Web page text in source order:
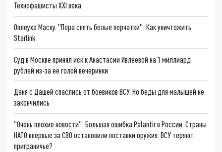
Технофашисты XXI века
Оплеуха Маску. "Пора снять белые перчатки": Как уничтожить
Starlink
Суд в Москве принял иск к Анастасии Ивлеевой на 1 миллиард
рублей из-за её голой вечеринки
Даня с Дашей спаслись от боевиков ВСУ. Но беды для малышей не
закончились
"Очень плохие новости": Большая ошибка Palantir в России. Страны
НАТО впервые за СВО остановили поставки оружия. ВСУ теряют
приграничье?